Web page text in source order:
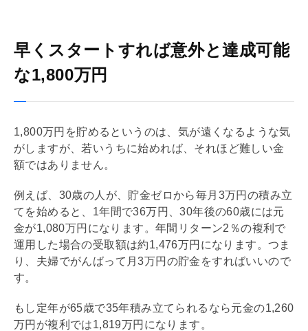
早くスタートすれば意外と達成可能
な1,800万円
1,800万円を貯めるというのは、気が遠くなるような気
がしますが、若いうちに始めれば、それほど難しい金
額ではありません。
例えば、30歳の人が、貯金ゼロから毎月3万円の積み立
てを始めると、1年間で36万円、30年後の60歳には元
金が1,080万円になります。年間リターン2％の複利で
運用した場合の受取額は約1,476万円になります。つま
り、夫婦でがんばって月3万円の貯金をすればいいので
す。
もし定年が65歳で35年積み立てられるなら元金の1,260
万円が複利では1,819万円になります。